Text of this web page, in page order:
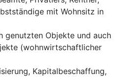
mit Wohnsitz in
genutzten Objekte und auch
(wohnwirtschaftlicher
Kapitalbeschaffung,